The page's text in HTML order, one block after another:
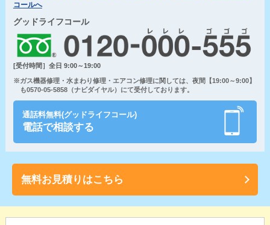
コールへ
グッドライフコール
[受付時間］全日 9:00～19:00
※ガス機器修理・水まわり修理・エアコン修理に関しては、夜間【19:00～9:00】
も0570-05-5858（ナビダイヤル）にて受付しております。
通話料無料(グッドライフコール)
電話で相談する
無料お見積りはこちら